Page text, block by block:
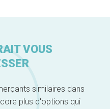
VOUS
similaires dans
plus d'options qui